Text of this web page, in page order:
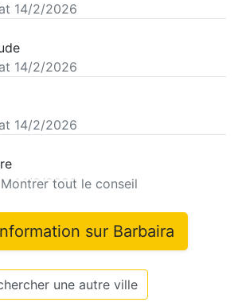
14/2/2026
14/2/2026
14/2/2026
14/2/2026
Montrer tout le conseil
sur Barbaira
une autre ville